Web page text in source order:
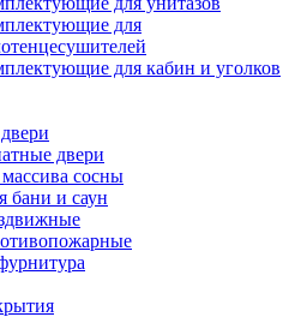
для
для кабин и уголков
двери
сосны
бани и саун